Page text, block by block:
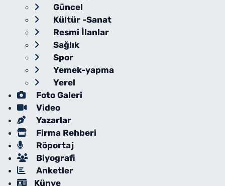
Güncel
Kültür -Sanat
Resmi İlanlar
Sağlık
Spor
Yemek-yapma
Yerel
Foto Galeri
Video
Yazarlar
Firma Rehberi
Röportaj
Biyografi
Anketler
Künye